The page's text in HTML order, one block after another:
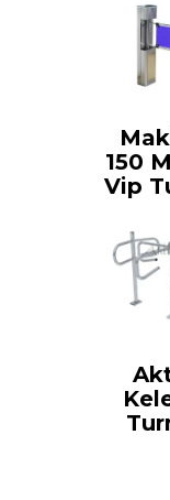
150
Vip